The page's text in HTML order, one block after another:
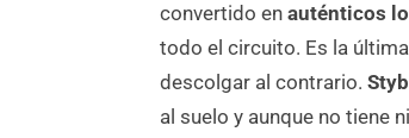
convertido enauténticos
todo el circuito. Es la
descolgar al contrario.
al suelo y aunque no tiene